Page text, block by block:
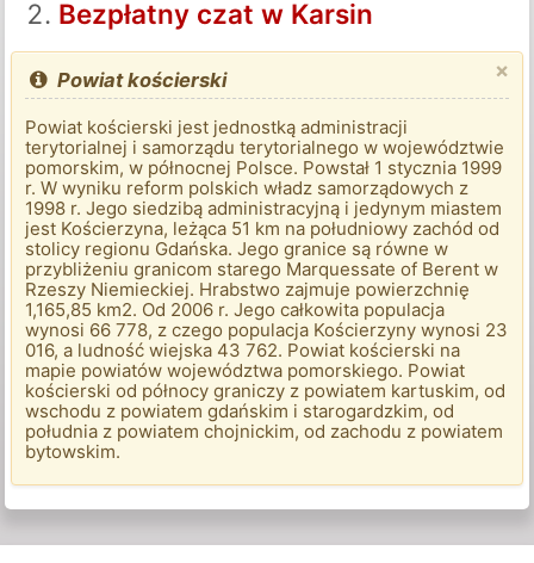
Bezpłatny czat w Karsin
×
Powiat kościerski
Powiat kościerski jest jednostką administracji
terytorialnej i samorządu terytorialnego w województwie
pomorskim, w północnej Polsce. Powstał 1 stycznia 1999
r. W wyniku reform polskich władz samorządowych z
1998 r. Jego siedzibą administracyjną i jedynym miastem
jest Kościerzyna, leżąca 51 km na południowy zachód od
stolicy regionu Gdańska. Jego granice są równe w
przybliżeniu granicom starego Marquessate of Berent w
Rzeszy Niemieckiej. Hrabstwo zajmuje powierzchnię
1,165,85 km2. Od 2006 r. Jego całkowita populacja
wynosi 66 778, z czego populacja Kościerzyny wynosi 23
016, a ludność wiejska 43 762. Powiat kościerski na
mapie powiatów województwa pomorskiego. Powiat
kościerski od północy graniczy z powiatem kartuskim, od
wschodu z powiatem gdańskim i starogardzkim, od
południa z powiatem chojnickim, od zachodu z powiatem
bytowskim.